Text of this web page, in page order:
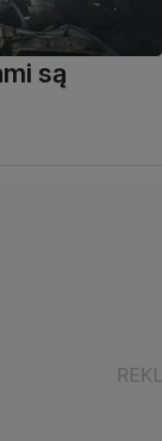
są